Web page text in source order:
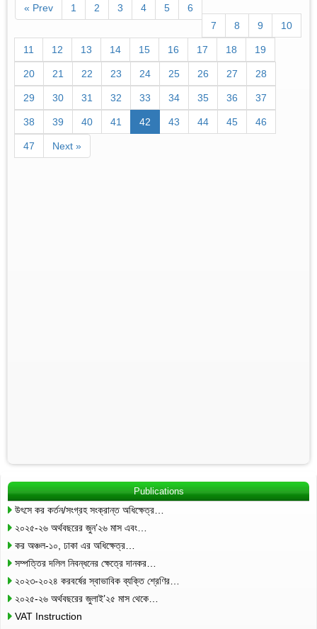
« Prev 1 2 3 4 5
6
7
8 9 10
11 12 13 14 15 16 17 18 19
20 21 22 23 24 25 26 27 28
29 30 31 32 33 34 35 36 37
38 39 40 41 42 43 44 45 46
47 Next »
Publications
উৎসে কর কর্তন/সংগ্রহ সংক্রান্ত অধিক্ষেত্র…
২০২৫-২৬ অর্থবছরের জুন’২৬ মাস এবং…
কর অঞ্চল-১০, ঢাকা এর অধিক্ষেত্র…
সম্পত্তির দলিল নিবন্ধনের ক্ষেত্রে দানকর…
২০২৩-২০২৪ করবর্ষের স্বাভাবিক ব্যক্তি শ্রেণির…
২০২৫-২৬ অর্থবছরের জুলাই’২৫ মাস থেকে…
VAT Instruction